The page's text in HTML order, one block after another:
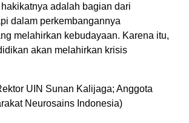
adalah bagian dari
dalam perkembangannya
melahirkan kebudayaan. Karena itu,
akan melahirkan krisis
UIN Sunan Kalijaga; Anggota
Neurosains Indonesia)